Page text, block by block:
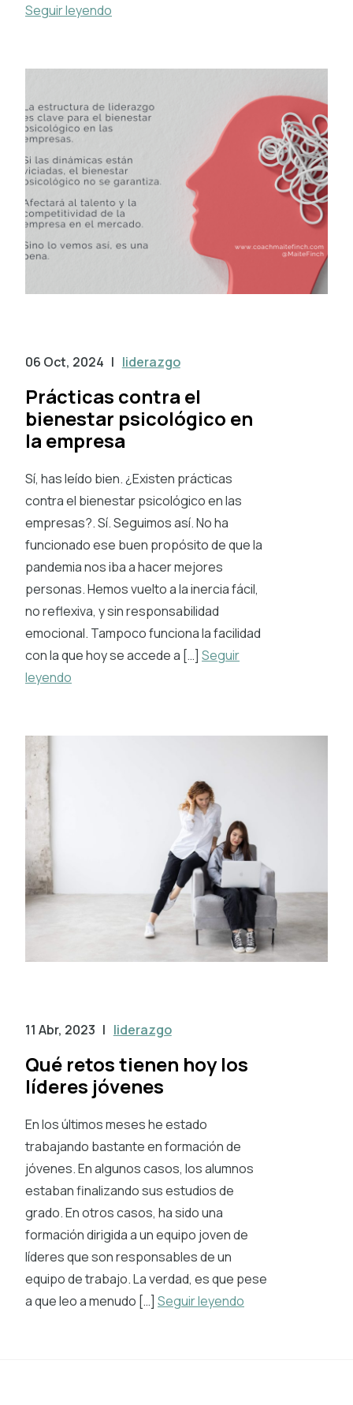
Seguir leyendo
06 Oct, 2024 | liderazgo
Prácticas contra el
bienestar psicológico en
la empresa
Sí, has leído bien. ¿Existen prácticas
contra el bienestar psicológico en las
empresas?. Sí. Seguimos así. No ha
funcionado ese buen propósito de que la
pandemia nos iba a hacer mejores
personas. Hemos vuelto a la inercia fácil,
no reflexiva, y sin responsabilidad
emocional. Tampoco funciona la facilidad
con la que hoy se accede a […] Seguir
leyendo
11 Abr, 2023 | liderazgo
Qué retos tienen hoy los
líderes jóvenes
En los últimos meses he estado
trabajando bastante en formación de
jóvenes. En algunos casos, los alumnos
estaban finalizando sus estudios de
grado. En otros casos, ha sido una
formación dirigida a un equipo joven de
líderes que son responsables de un
equipo de trabajo. La verdad, es que pese
a que leo a menudo […] Seguir leyendo